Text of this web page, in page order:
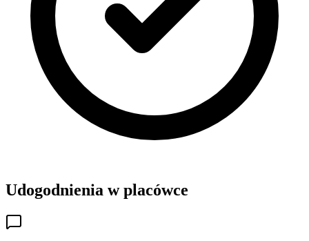
Udogodnienia w placówce